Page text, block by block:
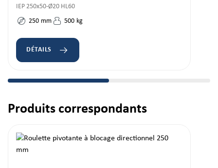
IEP 250x50-Ø20 HL60
250 mm 500 kg
DÉTAILS
Ignorer la galerie de produits
Produits correspondants